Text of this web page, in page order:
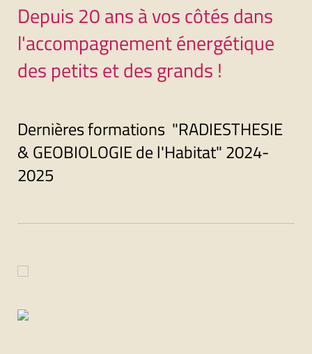
Depuis 20 ans à vos côtés dans
l'accompagnement énergétique
des petits et des grands !
Dernières formations "RADIESTHESIE
& GEOBIOLOGIE de l'Habitat" 2024-
2025